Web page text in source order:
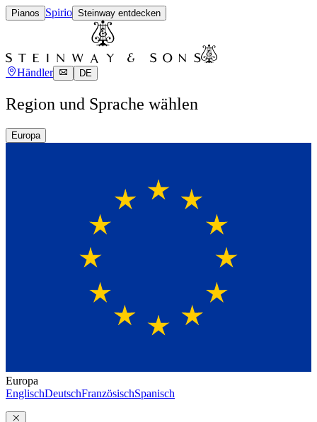
Pianos Spirio Steinway entdecken
Händler DE
Region und Sprache wählen
Europa
Europa
EnglischDeutschFranzösischSpanisch